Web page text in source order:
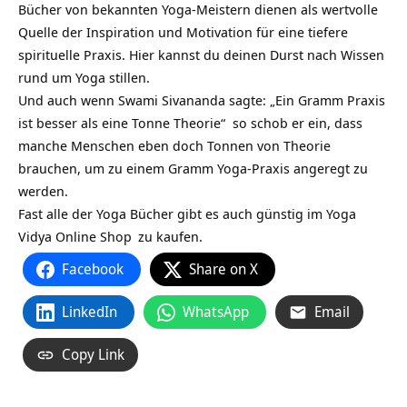
Bücher von bekannten Yoga-Meistern dienen als wertvolle
Quelle der Inspiration und Motivation für eine tiefere
spirituelle Praxis. Hier kannst du deinen Durst nach Wissen
rund um Yoga stillen.
Und auch wenn Swami Sivananda sagte: „Ein Gramm Praxis
ist besser als eine Tonne Theorie“ so schob er ein, dass
manche Menschen eben doch Tonnen von Theorie
brauchen, um zu einem Gramm Yoga-Praxis angeregt zu
werden.
Fast alle der Yoga Bücher gibt es auch günstig im Yoga
Vidya Online Shop zu kaufen.
Facebook Share on X
LinkedIn WhatsApp Email
Copy Link